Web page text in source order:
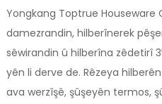
Yongkang Toptrue Houseware
damezrandin, hilberînerek
sêwirandin û hilberîna zêdetirî
yên li derve de. Rêzeya
ava werzîşê, şûşeyên termos,